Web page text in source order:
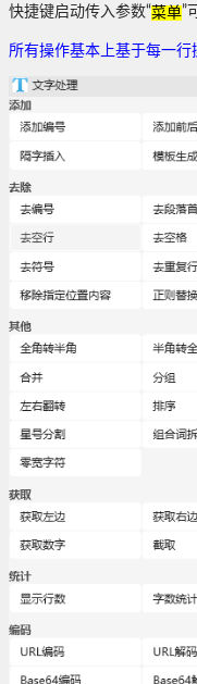
快捷键启动传入参数“菜单”
所有操作基本上基于每一行